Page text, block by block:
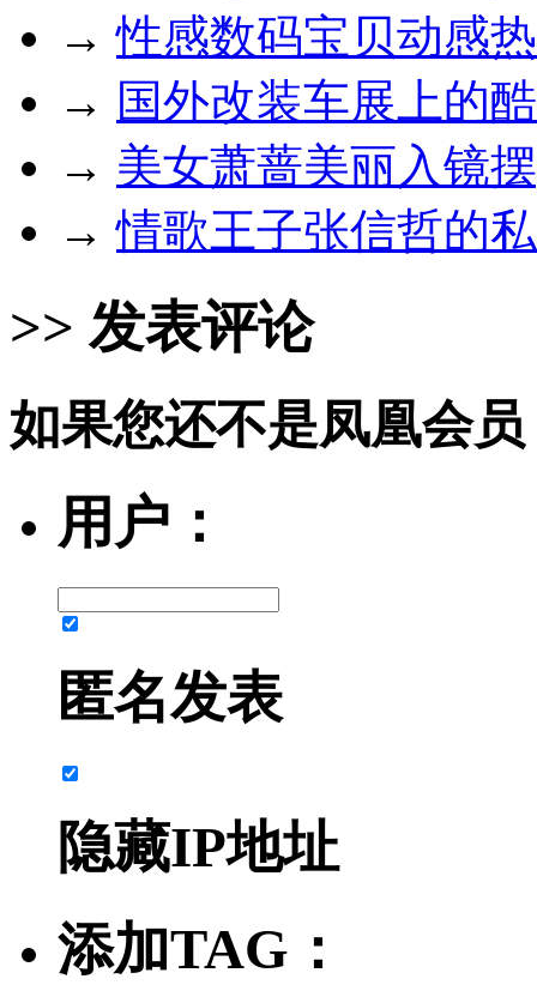
→性感数码宝贝动感
→ 国外改装车展上的
→ 美女萧蔷美丽入镜
→情歌王子张信哲的
>> 发表评论
如果您还不是凤凰会
用户：
匿名发表
隐藏IP地址
添加TAG：